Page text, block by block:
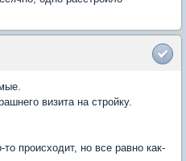
визита на стройку.
происходит, но все равно как-